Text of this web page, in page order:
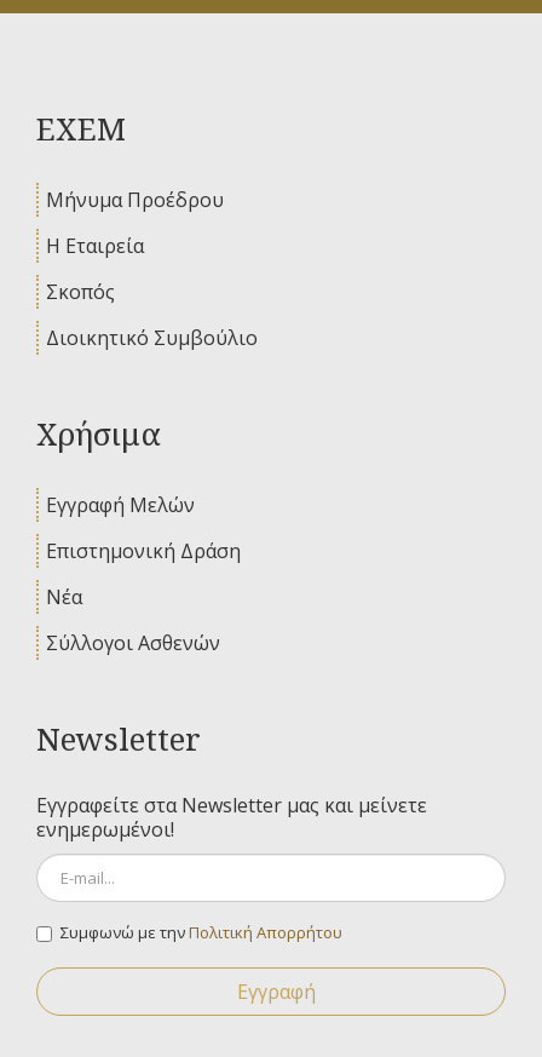
ΕΧΕΜ
Μήνυμα Προέδρου
Η Εταιρεία
Σκοπός
Διοικητικό Συμβούλιο
Χρήσιμα
Εγγραφή Μελών
Επιστημονική Δράση
Νέα
Σύλλογοι Ασθενών
Newsletter
Εγγραφείτε στα Newsletter μας και μείνετε
ενημερωμένοι!
Συμφωνώ με τηνΠολιτική Απορρήτου
Εγγραφή